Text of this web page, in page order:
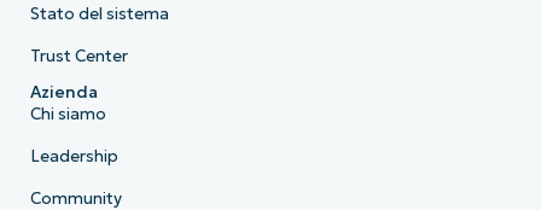
Stato del sistema
Trust Center
Azienda
Chi siamo
Leadership
Community